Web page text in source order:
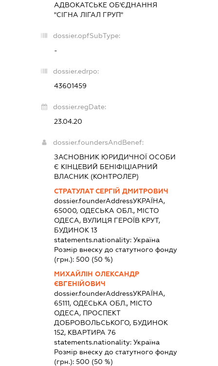
АДВОКАТСЬКЕ ОБ'ЄДНАННЯ
"СІГНА ЛІГАЛ ГРУП"
dossier.opfSubType:
-
dossier.edrpo:
43601459
dossier.regDate:
23.04.20
dossier.foundersAndBenef:
ЗАСНОВНИК ЮРИДИЧНОЇ ОСОБИ
Є КІНЦЕВИЙ БЕНІФІЦІАРНИЙ
ВЛАСНИК (КОНТРОЛЕР)
СТРАТУЛАТ СЕРГІЙ ДМИТРОВИЧ
dossier.founderAddressУКРАЇНА,
65000, ОДЕСЬКА ОБЛ., МІСТО
ОДЕСА, ВУЛИЦЯ ГЕРОЇВ КРУТ,
БУДИНОК 13
statements.nationality: Україна
Розмір внеску до статутного фонду
(грн.): 500 (50 %)
МИХАЙЛІН ОЛЕКСАНДР
ЄВГЕНІЙОВИЧ
dossier.founderAddressУКРАЇНА,
65111, ОДЕСЬКА ОБЛ., МІСТО
ОДЕСА, ПРОСПЕКТ
ДОБРОВОЛЬСЬКОГО, БУДИНОК
152, КВАРТИРА 76
statements.nationality: Україна
Розмір внеску до статутного фонду
(грн.): 500 (50 %)